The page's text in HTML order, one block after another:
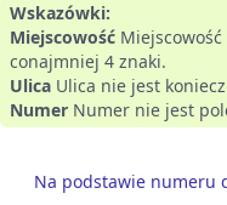
Wskazówki:
Miejscowość
conajmniej 4 znaki.
Ulica Ulica nie jest
Numer Numer nie jest
Na podstawie numeru